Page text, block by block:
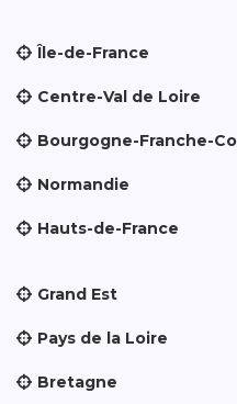
Île-de-France
Centre-Val de Loire
Bourgogne-Franche-
Normandie
Hauts-de-France
Grand Est
Pays de la Loire
Bretagne